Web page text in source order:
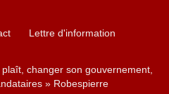
Lettre d'information
changer son gouvernement,
» Robespierre